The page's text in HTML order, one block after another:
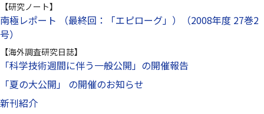
【研究ノート】
南極レポート （最終回：「エピローグ」）（2008年度 27巻2
号）
【海外調査研究日誌】
「科学技術週間に伴う一般公開」の開催報告
「夏の大公開」 の開催のお知らせ
新刊紹介